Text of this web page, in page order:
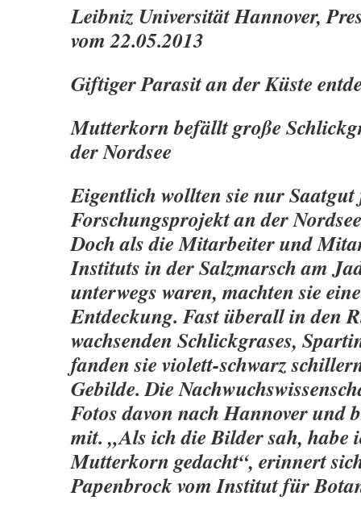
Leibniz Universität Hannover,
vom 22.05.2013
Giftiger Parasit an der Küste
Mutterkorn befällt große
der Nordsee
Eigentlich wollten sie nur
Forschungsprojekt an der
Doch als die Mitarbeiter und
Instituts in der Salzmarsch am
unterwegs waren, machten sie
Entdeckung. Fast überall in den
wachsenden Schlickgrases,
fanden sie violett-schwarz
Gebilde. Die
Fotos davon nach Hannover und
mit. „Als ich die Bilder sah, habe
Mutterkorn gedacht“, erinnert
Papenbrock vom Institut für